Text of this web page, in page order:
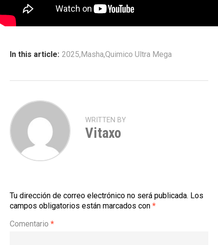
In this article: 2025,Masha,Quimico Ultra Mega
WRITTEN BY
Vitaxo
Tu dirección de correo electrónico no será publicada. Los
campos obligatorios están marcados con *
Comentario *